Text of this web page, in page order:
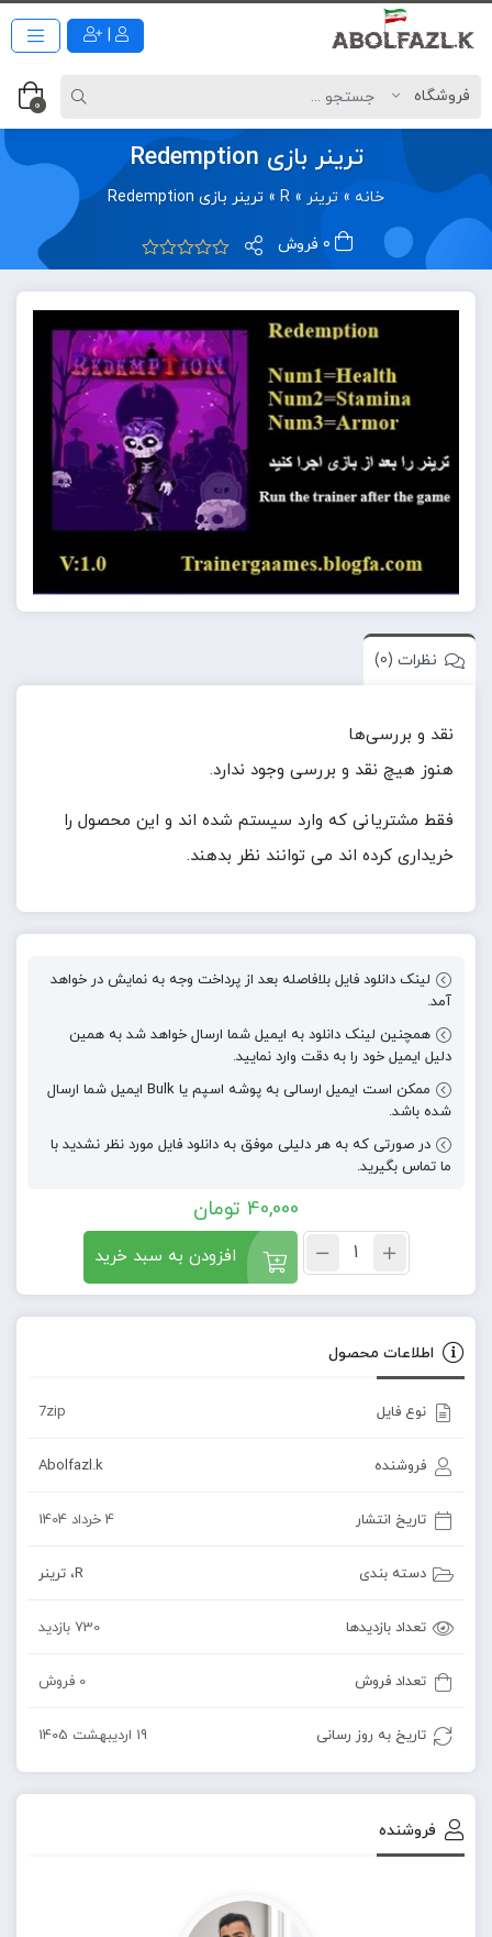
0
ترینر بازی Redemption
خانه » ترینر »
R
» ترینر بازی Redemption
نظرات (0)
نقد و بررسی‌ها
هنوز هیچ نقد و بررسی وجود ندارد.
فقط مشتریانی که وارد سیستم شده اند و این محصول را
خریداری کرده اند می توانند نظر بدهند.
لینک دانلود فایل بلافاصله بعد از پرداخت وجه به نمایش در خواهد
آمد.
همچنین لینک دانلود به ایمیل شما ارسال خواهد شد به همین
دلیل ایمیل خود را به دقت وارد نمایید.
ممکن است ایمیل ارسالی به پوشه اسپم یا Bulk ایمیل شما ارسال
شده باشد.
در صورتی که به هر دلیلی موفق به دانلود فایل مورد نظر نشدید با
ما تماس بگیرید.
40,000 تومان
افزودن به سبد خرید
اطلاعات محصول
نوع فایل 7zip
فروشنده Abolfazl.k
تاریخ انتشار 4 خرداد 1404
دسته بندی R، ترینر
تعداد بازدیدها 730 بازدید
تعداد فروش 0 فروش
تاریخ به روز رسانی 19 اردیبهشت 1405
فروشنده